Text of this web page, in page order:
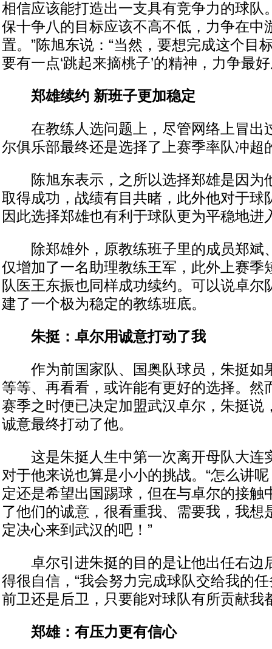
相信应该能打造出一支具有竞争力的球队
保十争八的目标应该不高不低，力争在中
置。”陈旭东说：“当然，要想完成这个目
要有一点‘跳起来摘桃子’的精神，力争最
郑雄续约 新班子更加稳定
在教练人选问题上，尽管网络上冒出
尔俱乐部最终还是选择了上赛季率队冲超
陈旭东表示，之所以选择郑雄是因为
取得成功，战绩有目共睹，此外他对于球
因此选择郑雄也有利于球队更为平稳地进
除郑雄外，原教练班子里的成员郑斌
仅增加了一名助理教练王军，此外上赛季
队医王东振也同样成功续约。可以说卓尔
建了一个极为稳定的教练班底。
朱挺：卓尔用诚意打动了我
作为前国家队、国奥队球员，朱挺如
等等、再看看，或许能有更好的选择。然
赛季之时便已决定加盟武汉卓尔，朱挺说
诚意最终打动了他。
这是朱挺人生中第一次离开母队大连
对于他来说也算是小小的挑战。“怎么讲
定还是希望出国踢球，但在与卓尔的接触
了他们的诚意，很看重我、需要我，我想
定决心来到武汉的吧！”
卓尔引进朱挺的目的是让他出任右边
得很自信，“我会努力完成球队交给我的
前卫还是后卫，只要能对球队有所贡献我
郑雄：有压力更有信心